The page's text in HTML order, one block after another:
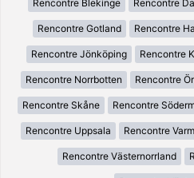
Rencontre Blekinge Rencontre
Rencontre Gotland Rencontre
Rencontre Jönköping Rencontre
Rencontre Norrbotten Rencontre
Rencontre Skåne Rencontre
Rencontre Uppsala Rencontre
Rencontre Västernorrland